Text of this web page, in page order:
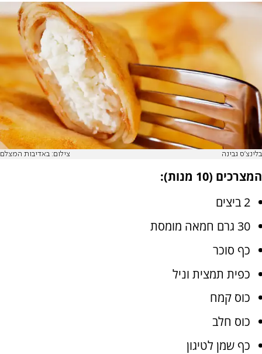
בלינצ'ס גבינה צילום: באדיבות המצלם
המצרכים (10 מנות):
2 ביצים
30 גרם חמאה מומסת
כף סוכר
כפית תמצית וניל
כוס קמח
כוס חלב
כף שמן לטיגון